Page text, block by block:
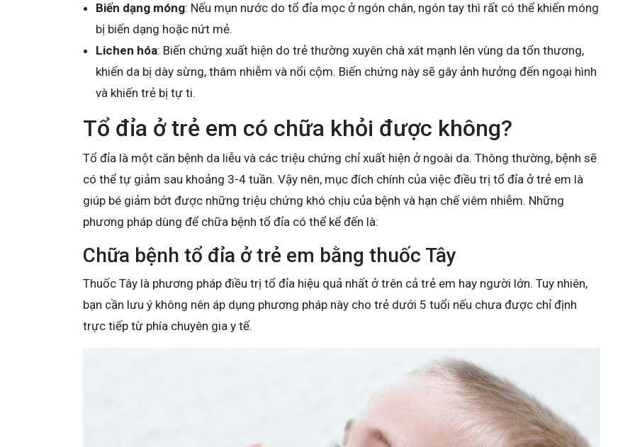
Biến dạng móng: Nếu mụn nước do tổ đỉa mọc ở ngón chân, ngón tay thì rất có thể khiến móng
bị biến dạng hoặc nứt mẻ.
Lichen hóa: Biến chứng xuất hiện do trẻ thường xuyên chà xát mạnh lên vùng da tổn thương,
khiến da bị dày sừng, thâm nhiễm và nổi cộm. Biến chứng này sẽ gây ảnh hưởng đến ngoại hình
và khiến trẻ bị tự ti.
Tổ đỉa ở trẻ em có chữa khỏi được không?
Tổ đỉa là một căn bệnh da liễu và các triệu chứng chỉ xuất hiện ở ngoài da. Thông thường, bệnh sẽ
có thể tự giảm sau khoảng 3-4 tuần. Vậy nên, mục đích chính của việc điều trị tổ đỉa ở trẻ em là
giúp bé giảm bớt được những triệu chứng khó chịu của bệnh và hạn chế viêm nhiễm. Những
phương pháp dùng để chữa bệnh tổ đỉa có thể kể đến là:
Chữa bệnh tổ đỉa ở trẻ em bằng thuốc Tây
Thuốc Tây là phương pháp điều trị tổ đỉa hiệu quả nhất ở trên cả trẻ em hay người lớn. Tuy nhiên,
bạn cần lưu ý không nên áp dụng phương pháp này cho trẻ dưới 5 tuổi nếu chưa được chỉ định
trực tiếp từ phía chuyên gia y tế.